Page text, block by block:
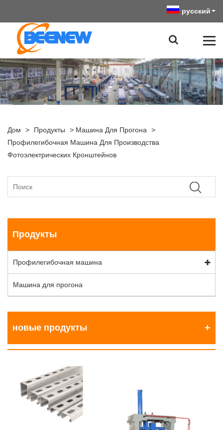
русский
Дом > Продукты > Машина Для Прогона >
Профилегибочная Машина Для Производства
Фотоэлектрических Кронштейнов
Продукты
Профилегибочная машина
Машина для прогона
новые продукты